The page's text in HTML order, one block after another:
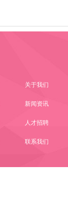
关于我们
新闻资讯
人才招聘
联系我们